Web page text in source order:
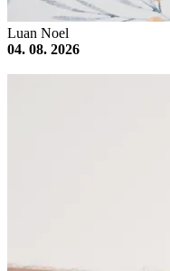
Luan Noel
04. 08. 2026